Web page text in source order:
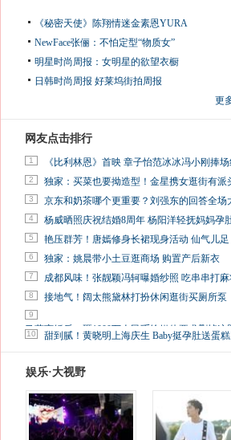
《秘密天使》陈翔情迷金素恩YURA
NewFace张俪：不怕定型“物质女”
明星时尚周报：女明星的欲望衣橱
日韩时尚周报 好莱坞街拍周报
更
网友点击排行
1 《比利林恩》首映 章子怡范冰冰冯小刚捧
2 独家：买菜也要拗造型！金星携女逛街有派
3 京东和奶茶哪个更重要？刘强东的回答全场
4 杨威晒照庆祝结婚8周年 杨阳洋轻抚妈妈孕
5 艳压群芳！唐嫣修身长裙现身活动 仙气儿足
6 独家：姚晨带小土豆逛商场 购置产后新衣
7 成都风味！张靓颖冯轲曝婚纱照 吃串串打
8 接地气！阔太熊黛林打扮休闲逛街买厕所泵
9
马蓉离婚后，砸1000万人民币给媒体要求删掉这
10 甜到腻！黄晓明上海庆生 Baby挺孕肚送蛋糕
娱乐·大视野